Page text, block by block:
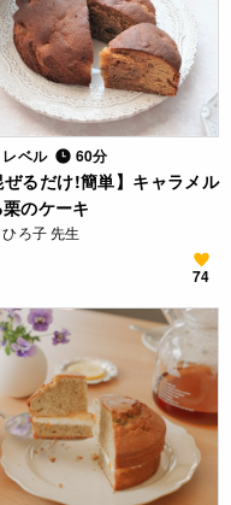
ベル 60分
ぜるだけ!簡単】キャラメル
のケーキ
ろ子 先生
74